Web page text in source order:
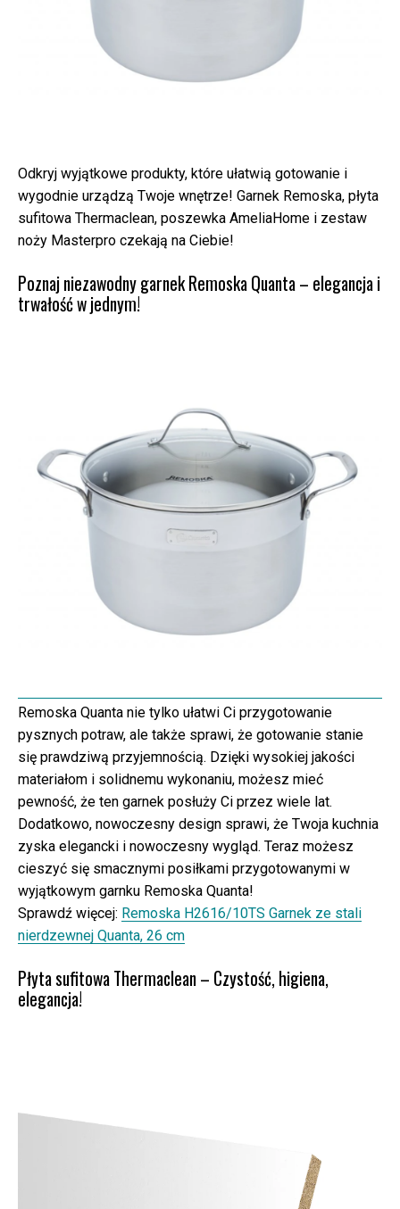
Odkryj wyjątkowe produkty, które ułatwią gotowanie i
wygodnie urządzą Twoje wnętrze! Garnek Remoska, płyta
sufitowa Thermaclean, poszewka AmeliaHome i zestaw
noży Masterpro czekają na Ciebie!
Poznaj niezawodny garnek Remoska Quanta – elegancja i
trwałość w jednym!
Remoska Quanta nie tylko ułatwi Ci przygotowanie
pysznych potraw, ale także sprawi, że gotowanie stanie
się prawdziwą przyjemnością. Dzięki wysokiej jakości
materiałom i solidnemu wykonaniu, możesz mieć
pewność, że ten garnek posłuży Ci przez wiele lat.
Dodatkowo, nowoczesny design sprawi, że Twoja kuchnia
zyska elegancki i nowoczesny wygląd. Teraz możesz
cieszyć się smacznymi posiłkami przygotowanymi w
wyjątkowym garnku Remoska Quanta!
Sprawdź więcej: Remoska H2616/10TS Garnek ze stali
nierdzewnej Quanta, 26 cm
Płyta sufitowa Thermaclean – Czystość, higiena,
elegancja!